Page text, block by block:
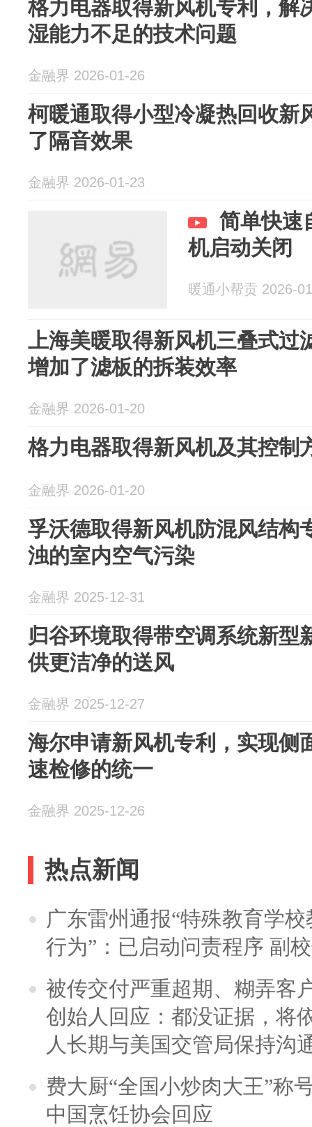
格力电器取得新风机专利，解
湿能力不足的技术问题
金融界 2026-01-26
柯暖通取得小型冷凝热回收新
了隔音效果
金融界 2026-01-23
简单快速
机启动关闭
暖通小帮贡 2026-
上海美暖取得新风机三叠式过
增加了滤板的拆装效率
金融界 2026-01-20
格力电器取得新风机及其控制
金融界 2026-01-20
孚沃德取得新风机防混风结构
浊的室内空气污染
金融界 2025-12-31
归谷环境取得带空调系统新型
供更洁净的送风
金融界 2025-12-27
海尔申请新风机专利，实现侧
速检修的统一
金融界 2025-12-26
热点新闻
广东雷州通报“特殊教育学
行为”：已启动问责程序 副
被传交付严重超期、糊弄客
创始人回应：都没证据，将
人长期与美国交管局保持沟
费大厨“全国小炒肉大王”称
中国烹饪协会回应